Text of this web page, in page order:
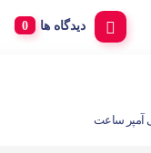
دیدگاه ها